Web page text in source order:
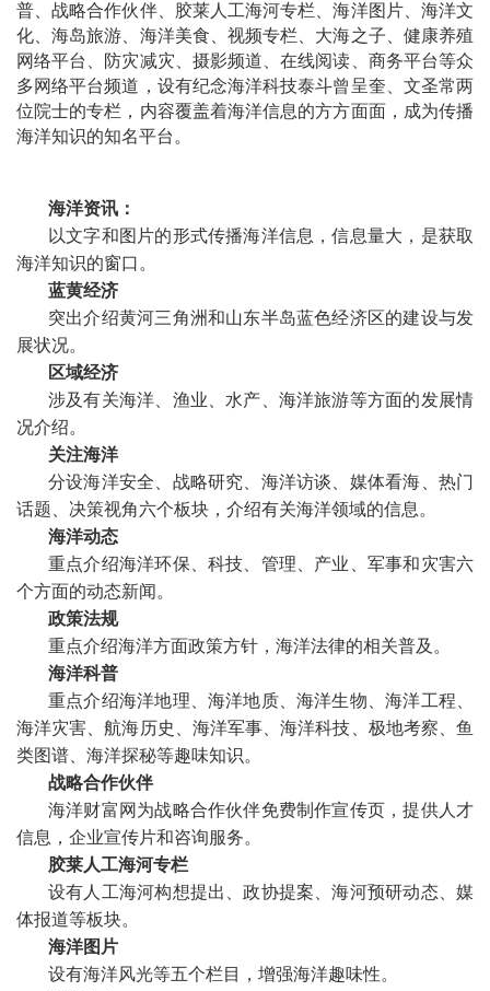
普、战略合作伙伴、胶莱人工海河专栏、海洋图片、海洋文
化、海岛旅游、海洋美食、视频专栏、大海之子、健康养殖
网络平台、防灾减灾、摄影频道、在线阅读、商务平台等众
多网络平台频道，设有纪念海洋科技泰斗曾呈奎、文圣常两
位院士的专栏，内容覆盖着海洋信息的方方面面，成为传播
海洋知识的知名平台。
海洋资讯：
以文字和图片的形式传播海洋信息，信息量大，是获取
海洋知识的窗口。
蓝黄经济
突出介绍黄河三角洲和山东半岛蓝色经济区的建设与发
展状况。
区域经济
涉及有关海洋、渔业、水产、海洋旅游等方面的发展情
况介绍。
关注海洋
分设海洋安全、战略研究、海洋访谈、媒体看海、热门
话题、决策视角六个板块，介绍有关海洋领域的信息。
海洋动态
重点介绍海洋环保、科技、管理、产业、军事和灾害六
个方面的动态新闻。
政策法规
重点介绍海洋方面政策方针，海洋法律的相关普及。
海洋科普
重点介绍海洋地理、海洋地质、海洋生物、海洋工程、
海洋灾害、航海历史、海洋军事、海洋科技、极地考察、鱼
类图谱、海洋探秘等趣味知识。
战略合作伙伴
海洋财富网为战略合作伙伴免费制作宣传页，提供人才
信息，企业宣传片和咨询服务。
胶莱人工海河专栏
设有人工海河构想提出、政协提案、海河预研动态、媒
体报道等板块。
海洋图片
设有海洋风光等五个栏目，增强海洋趣味性。